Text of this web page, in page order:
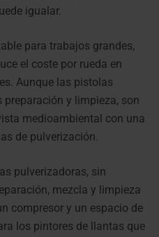
igualar.
para trabajos grandes,
el coste por rueda en
Aunque las pistolas
y limpieza, son
medioambiental con una
de pulverización.
pulverizadoras, sin
mezcla y limpieza
compresor y un espacio de
los pintores de llantas que